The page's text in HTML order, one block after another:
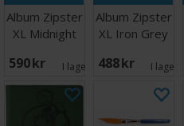
Album Zipster
XL Midnight
pocket
590 SEK I lager: 5
Album Zipster
XL Iron Grey
488 SEK I lager: